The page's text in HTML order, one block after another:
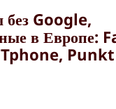
Google,
в Европе: